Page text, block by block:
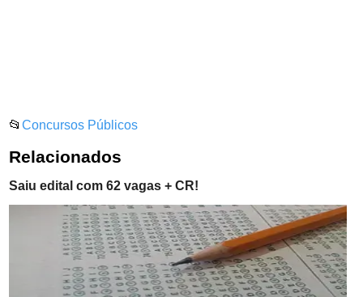
📂Concursos Públicos
Relacionados
Saiu edital com 62 vagas + CR!